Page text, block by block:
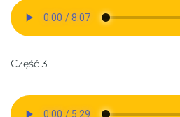
Część 3